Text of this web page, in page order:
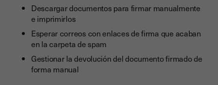
Descargar documentos para firmar manualmente
e imprimirlos
Esperar correos con enlaces de firma que acaban
en la carpeta de spam
Gestionar la devolución del documento firmado de
forma manual